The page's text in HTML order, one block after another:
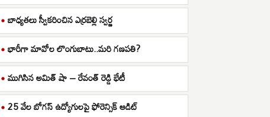
బాధ్యతలు స్వీకరించిన ఎర్రబెల్లి స్వర్ణ
భారీగా మావోల లొంగుబాటు..మరి గణపతి?
ముగిసిన అమిత్ షా – రేవంత్ రెడ్డి భేటీ
25 వేల బోగస్ ఉద్యోగులపై ఫోరెన్సిక్ ఆడిట్